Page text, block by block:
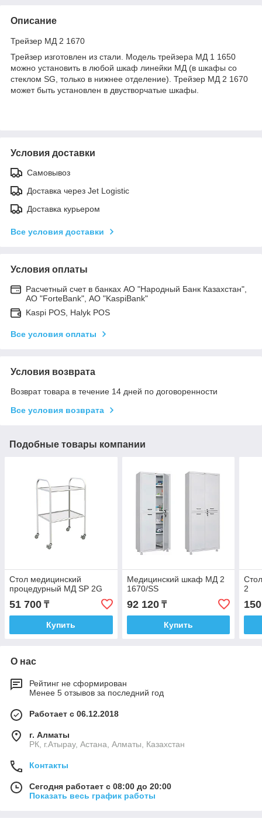
Описание
Трейзер МД 2 1670
Трейзер изготовлен из стали. Модель трейзера МД 1 1650
можно установить в любой шкаф линейки МД (в шкафы со
стеклом SG, только в нижнее отделение). Трейзер МД 2 1670
может быть установлен в двустворчатые шкафы.
Условия доставки
Самовывоз
Доставка через Jet Logistic
Доставка курьером
Все условия доставки
Условия оплаты
Расчетный счет в банках АО "Народный Банк Казахстан",
АО "ForteBank", АО "KaspiBank"
Kaspi POS, Halyk POS
Все условия оплаты
Условия возврата
Возврат товара в течение 14 дней по договоренности
Все условия возврата
Подобные товары компании
Стол медицинский
процедурный МД SP 2G
51 700 ₸
Купить
Медицинский шкаф МД 2
1670/SS
92 120₸
Купить
2
О нас
Рейтинг не сформирован
Менее 5 отзывов за последний год
Работает с 06.12.2018
г. Алматы
РК, г.Атырау, Астана, Алматы, Казахстан
Контакты
Сегодня работает с 08:00 до 20:00
Показать весь график работы